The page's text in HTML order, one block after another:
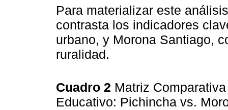
Para materializar este
contrasta los indicadores
urbano, y Morona Santiago,
ruralidad.
Cuadro 2 Matriz
Educativo: Pichincha vs.